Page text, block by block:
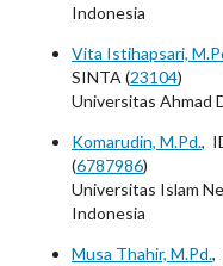
Indonesia
Vita Istihapsari,
SINTA (23104)
Universitas Ahmad
Komarudin, M.Pd.,
(6787986)
Universitas Islam
Indonesia
Musa Thahir, M.Pd.,